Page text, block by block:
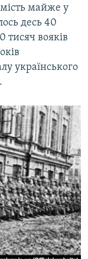
майже у
десь 40
тисяч вояків
українського